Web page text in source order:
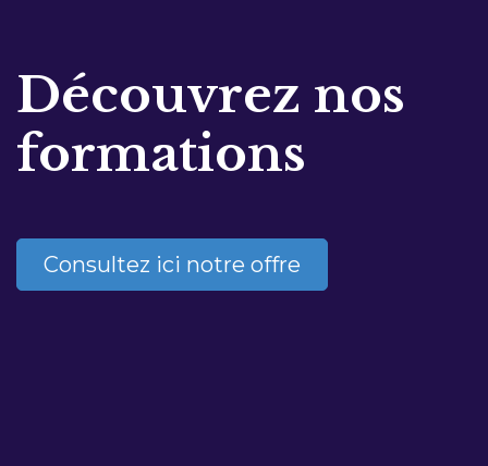
Découvrez nos
formations
Consultez ici notre offre